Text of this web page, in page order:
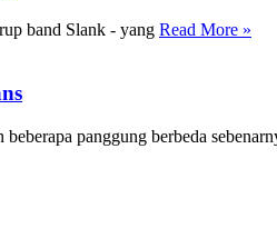
band Slank - yang Read More »
panggung berbeda